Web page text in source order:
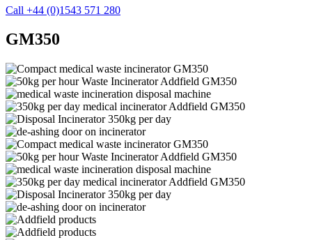
Call +44 (0)1543 571 280
GM350